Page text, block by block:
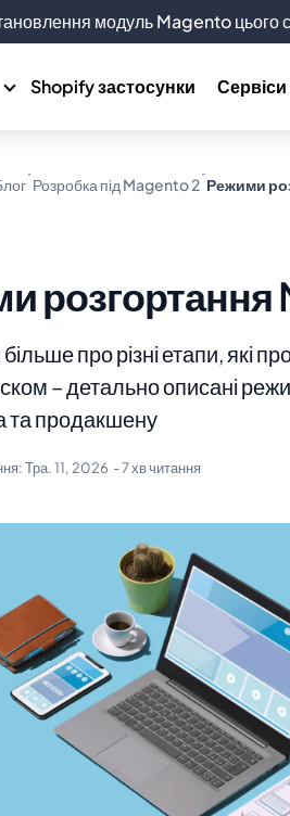
Shopify застосунки Сервіси
Розробка під Magento 2 Режими
розгортання
про різні етапи, які
– детально описані
та продакшену
Тра. 11, 2026 - 7 хв читання
модуль Magento цього